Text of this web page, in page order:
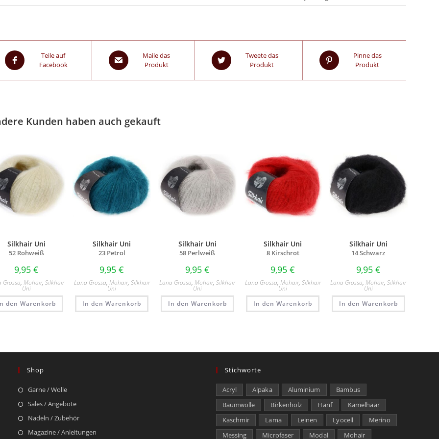
Teile auf
Facebook
Maile das
Produkt
Tweete das
Produkt
Pinne das
Produkt
Kunden haben auch gekauft
Silkhair Uni
52 Rohweiß
9,95 €
Grossa,Mohair,Silkhair
Uni
den Warenkorb
Silkhair Uni
23 Petrol
9,95€
Lana Grossa, Mohair, Silkhair
Uni
In den Warenkorb
Silkhair Uni
58 Perlweiß
9,95 €
Lana Grossa,Mohair,Silkhair
Uni
In den Warenkorb
Silkhair Uni
8 Kirschrot
9,95€
Lana Grossa, Mohair, Silkhair
Uni
In den Warenkorb
Silkhair Uni
14 Schwarz
9,95 €
Lana Grossa,Mohair,Silkhair
Uni
In den Warenkorb
Shop
Garne / Wolle
Sales / Angebote
Nadeln / Zubehör
Magazine / Anleitungen
Stichworte
Acryl Alpaka Aluminium
Bambus
Baumwolle
Birkenholz Hanf
Kamelhaar
Kaschmir
Lama Leinen Lyocell
Merino
Messing
Microfaser Modal Mohair